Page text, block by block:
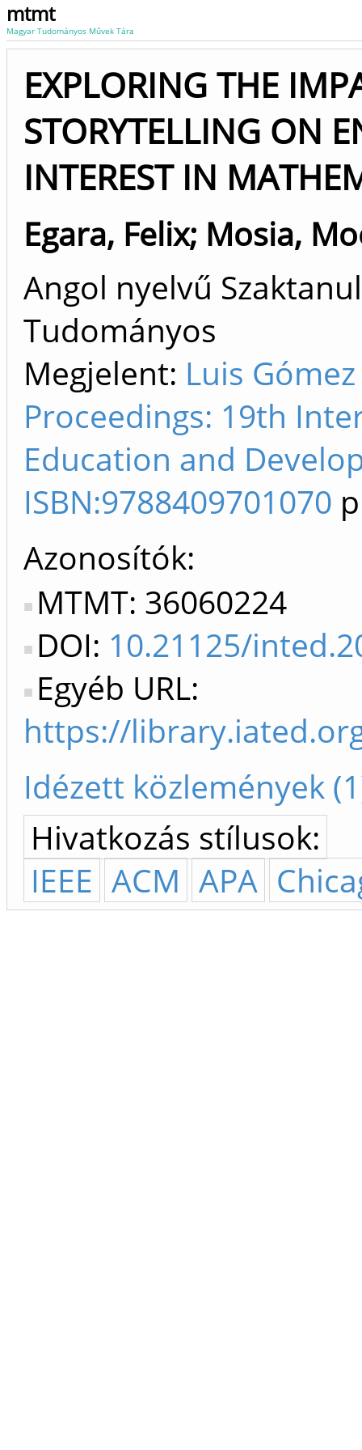
mtmt
Magyar Tudományos Művek Tára
EXPLORING THE
STORYTELLING ON
INTEREST IN
Egara, Felix; Mosia,
Angol nyelvű
Tudományos
Megjelent: Luis
Proceedings: 19th
Education and
ISBN:9788409701070
Azonosítók
MTMT: 36060224
DOI: 10.21125/
Egyéb URL:
https://
Idézett közlemények
Hivatkozás stílusok:
IEEE ACM APA